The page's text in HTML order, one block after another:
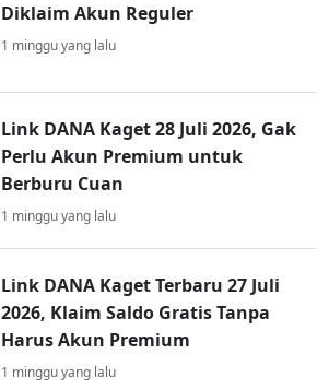
Diklaim Akun Reguler
1 minggu yang lalu
Link DANA Kaget 28 Juli 2026, Gak
Perlu Akun Premium untuk
Berburu Cuan
1 minggu yang lalu
Link DANA Kaget Terbaru 27 Juli
2026, Klaim Saldo Gratis Tanpa
Harus Akun Premium
1 minggu yang lalu